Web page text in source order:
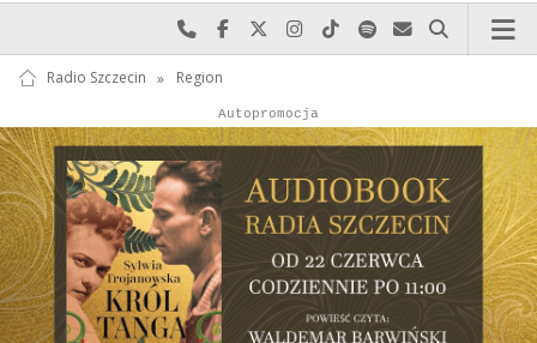
Najlepiej po prostu do nas zadzwoń
Odwiedź nas na Facebook-u
Odwiedź nas na X
Odwiedź nas na Instagram-ie
Odwiedź nas na TikTok-u
Szukaj nas na Spotify
Wyślij do nas
Szukaj
Radio Szczecin » Region
Autopromocja
Autopromocja